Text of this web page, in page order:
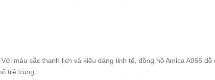
Với màu sắc thanh lịch và kiểu dáng tinh tế, đồng hồ Amica A066
trẻ trung.